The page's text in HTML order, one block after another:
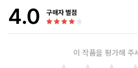
글거리는 황금빛 눈동자에는 호기심과 흥
4.0 구매자 별점
이 작품을 평가해 주